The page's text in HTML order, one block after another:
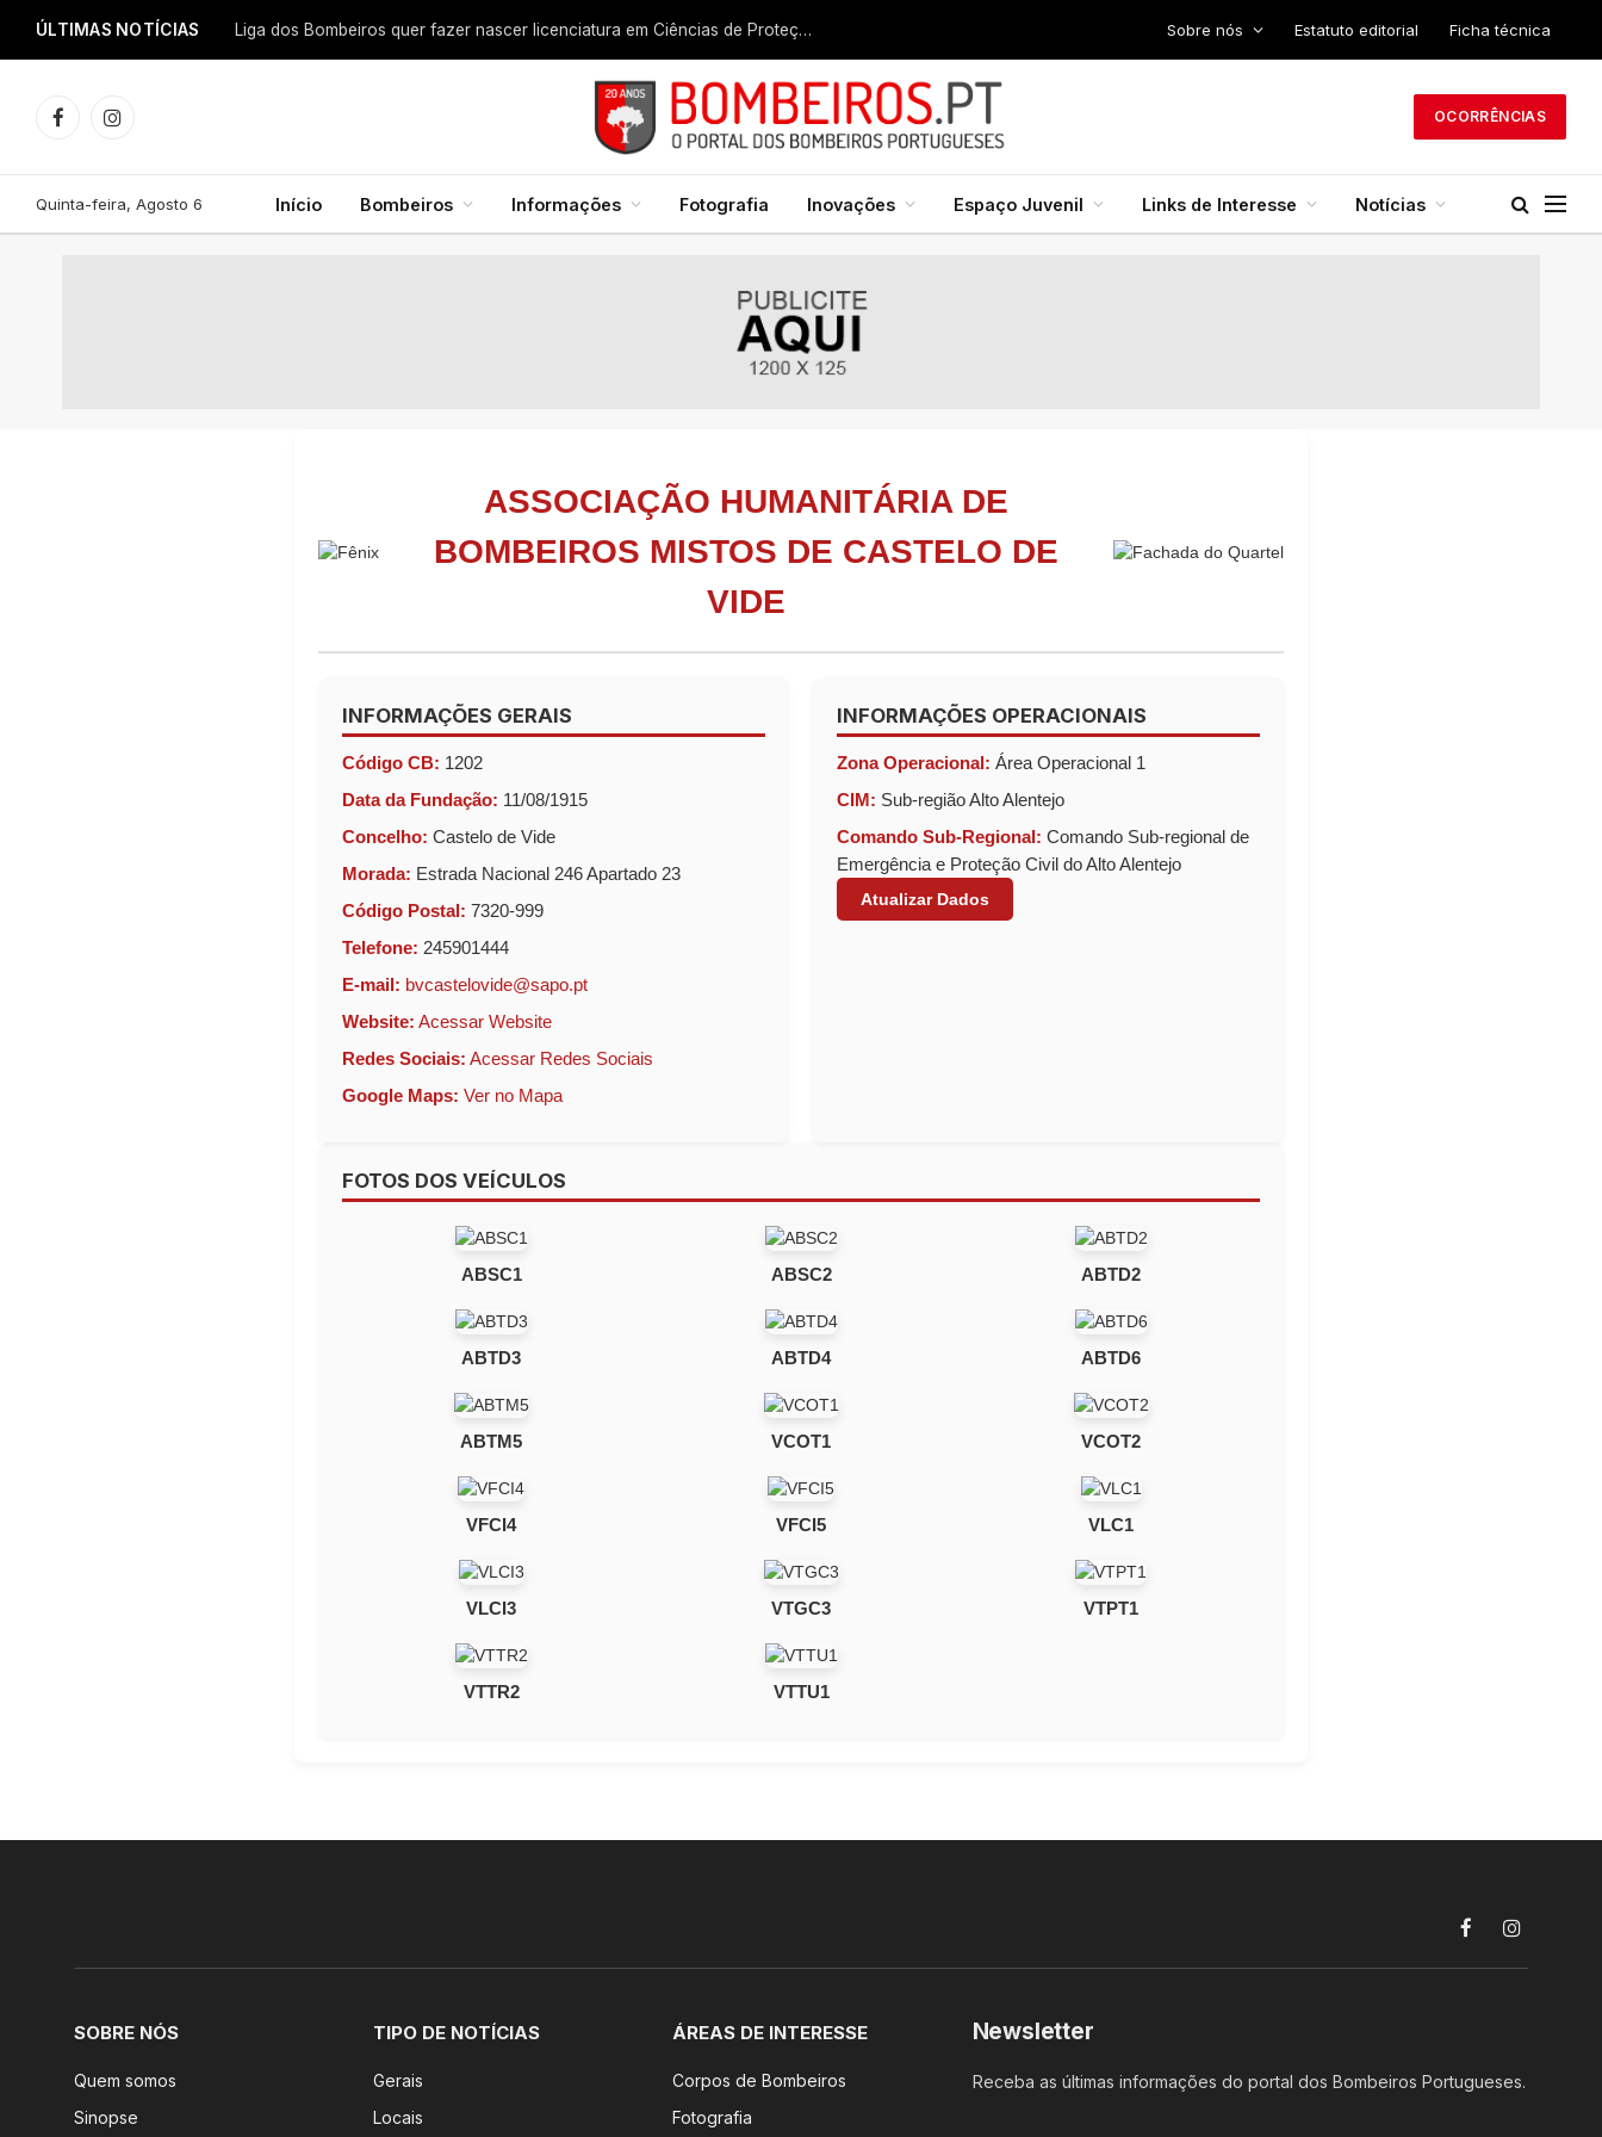
ÚLTIMAS NOTÍCIAS Liga dos Bombeiros quer fazer nascer licenciatura em Ciências de Proteção Civil e Bombeiros Sobre nós Estatuto editorial Ficha técnica
FacebookInstagram
OCORRÊNCIAS
Quinta-feira, Agosto 6 Início Bombeiros Informações Fotografia Inovações Espaço Juvenil Links de Interesse Notícias
ASSOCIAÇÃO HUMANITÁRIA DE
BOMBEIROS MISTOS DE CASTELO DE
VIDE
INFORMAÇÕES GERAIS
Código CB: 1202
Data da Fundação: 11/08/1915
Concelho: Castelo de Vide
Morada: Estrada Nacional 246 Apartado 23
Código Postal: 7320-999
Telefone: 245901444
E-mail: bvcastelovide@sapo.pt
Website: Acessar Website
Redes Sociais: Acessar Redes Sociais
Google Maps: Ver no Mapa
INFORMAÇÕES OPERACIONAIS
Zona Operacional: Área Operacional 1
CIM: Sub-região Alto Alentejo
Comando Sub-Regional: Comando Sub-regional de
Emergência e Proteção Civil do Alto Alentejo
Atualizar Dados
FOTOS DOS VEÍCULOS
ABSC1 ABSC2 ABTD2
ABTD3 ABTD4 ABTD6
ABTM5 VCOT1 VCOT2
VFCI4 VFCI5 VLC1
VLCI3 VTGC3 VTPT1
VTTR2 VTTU1
FacebookInstagram
SOBRE NÓS
Quem somos
Sinopse
TIPO DE NOTÍCIAS
Gerais
Locais
ÁREAS DE INTERESSE
Corpos de Bombeiros
Fotografia
Newsletter
Receba as últimas informações do portal dos Bombeiros Portugueses.